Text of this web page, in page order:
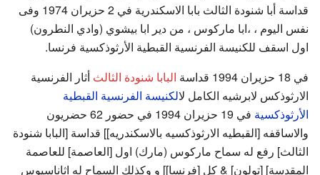
قداسة أبا شنودة الثالث بابا الاسكندرية في 2 حزيران 1974 وفى
نفس اليوم ، ،ابا ماركوس ، من دير ابا بيشوي (وادي النطرون)
اول اسقف للكنيسة الفرنسية القبطية الأرثوذكسية فرنسا.
في 18 حزيران 1994 قداسة
البابا شنودة الثالث أثار الفرنسية
الارثوذكس لابرشيه الكامل لالكنيسة الفرنسية القبطية
الأرثوذكسية
في 19 حزيران 1994 في حضور 62 حضريون
والاساقفه [القبطيه الارثوذكسيه بالاسكندريه]] قداسة [البابا شنودة
الثالث] رفع له سماح ماركوس (مارك) اول [العاصمة] للعاصمة
المقدسة] [تولون] & كل [فرنسا]] و وكذلك السماح له اثاناسيوس